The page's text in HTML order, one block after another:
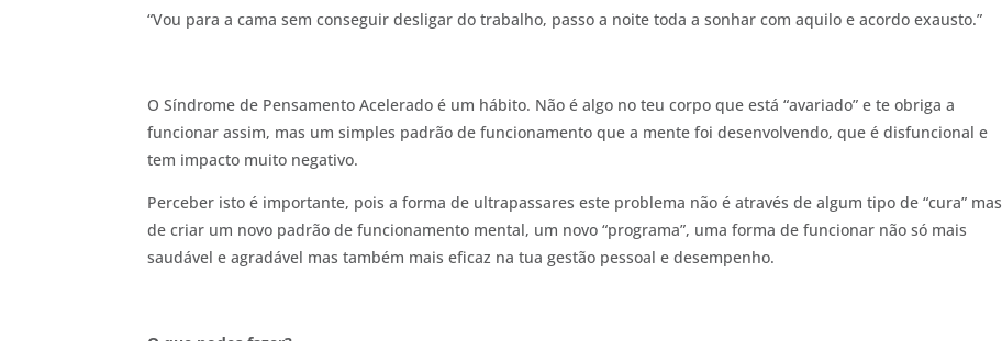
“Vou para a cama sem conseguir desligar do trabalho, passo a noite toda a sonhar com aquilo e acordo exausto.”
O Síndrome de Pensamento Acelerado é um hábito. Não é algo no teu corpo que está “avariado” e te obriga a
funcionar assim, mas um simples padrão de funcionamento que a mente foi desenvolvendo, que é disfuncional e
tem impacto muito negativo.
Perceber isto é importante, pois a forma de ultrapassares este problema não é através de algum tipo de “cura” mas
de criar um novo padrão de funcionamento mental, um novo “programa”, uma forma de funcionar não só mais
saudável e agradável mas também mais eficaz na tua gestão pessoal e desempenho.